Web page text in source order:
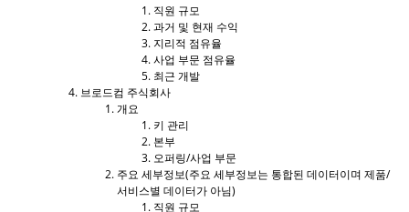
직원 규모
과거 및 현재 수익
지리적 점유율
사업 부문 점유율
최근 개발
브로드컴 주식회사
개요
키 관리
본부
오퍼링/사업 부문
주요 세부정보(주요 세부정보는 통합된 데이터이며 제품/
서비스별 데이터가 아님)
직원 규모